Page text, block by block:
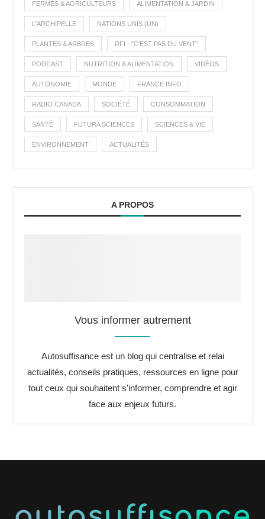
FERMES & AGRICULTEURS ALIMENTATION & JARDIN
L'ARCHIPELLE NATIONS UNIS (UN)
PLANTES & ARBRES RFI - "C'EST PAS DU VENT"
PODCAST NUTRITION & ALIMENTATION VIDÉOS
AUTONOMIE MONDE FRANCE INFO
RADIO CANADA SOCIÉTÉ CONSOMMATION
SANTÉ FUTURA SCIENCES SCIENCES & VIE
ENVIRONNEMENT ACTUALITÉS
A PROPOS
Vous informer autrement
Autosuffisance est un blog qui centralise et relai
actualités, conseils pratiques, ressources en ligne pour
tout ceux qui souhaitent s'informer, comprendre et agir
face aux enjeux futurs.